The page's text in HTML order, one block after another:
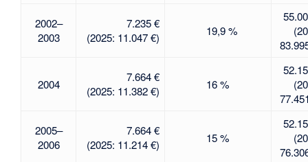
2002–
2003
7.235 €
(2025: 11.047 €)
19,9 %
2004
7.664 €
(2025: 11.382 €)
16 %
2005–
2006
7.664 €
(2025: 11.214 €)
15 %